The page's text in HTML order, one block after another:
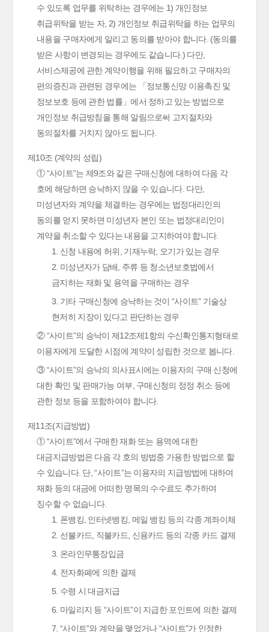
수 있도록 업무를 위탁하는 경우에는 1) 개인정보
취급위탁을 받는 자, 2) 개인정보 취급위탁을 하는 업무의
내용을 구매자에게 알리고 동의를 받아야 합니다. (동의를
받은 사항이 변경되는 경우에도 같습니다.) 다만,
서비스제공에 관한 계약이행을 위해 필요하고 구매자의
편의증진과 관련된 경우에는 「정보통신망 이용촉진 및
정보보호 등에 관한 법률」에서 정하고 있는 방법으로
개인정보 취급방침을 통해 알림으로써 고지절차와
동의절차를 거치지 않아도 됩니다.
제10조 (계약의 성립)
① “사이트”는 제9조와 같은 구매신청에 대하여 다음 각
호에 해당하면 승낙하지 않을 수 있습니다. 다만,
미성년자와 계약을 체결하는 경우에는 법정대리인의
동의를 얻지 못하면 미성년자 본인 또는 법정대리인이
계약을 취소할 수 있다는 내용을 고지하여야 합니다.
1. 신청 내용에 허위, 기재누락, 오기가 있는 경우
2. 미성년자가 담배, 주류 등 청소년보호법에서
금지하는 재화 및 용역을 구매하는 경우
3. 기타 구매신청에 승낙하는 것이 “사이트” 기술상
현저히 지장이 있다고 판단하는 경우
② “사이트”의 승낙이 제12조제1항의 수신확인통지형태로
이용자에게 도달한 시점에 계약이 성립한 것으로 봅니다.
③ “사이트”의 승낙의 의사표시에는 이용자의 구매 신청에
대한 확인 및 판매가능 여부, 구매신청의 정정 취소 등에
관한 정보 등을 포함하여야 합니다.
제11조(지급방법)
① “사이트”에서 구매한 재화 또는 용역에 대한
대금지급방법은 다음 각 호의 방법중 가용한 방법으로 할
수 있습니다. 단, “사이트”는 이용자의 지급방법에 대하여
재화 등의 대금에 어떠한 명목의 수수료도 추가하여
징수할 수 없습니다.
1. 폰뱅킹, 인터넷뱅킹, 메일 뱅킹 등의 각종 계좌이체
2. 선불카드, 직불카드, 신용카드 등의 각종 카드 결제
3. 온라인무통장입금
4. 전자화폐에 의한 결제
5. 수령 시 대금지급
6. 마일리지 등 “사이트”이 지급한 포인트에 의한 결제
7. “사이트”와 계약을 맺었거나 “사이트”가 인정한